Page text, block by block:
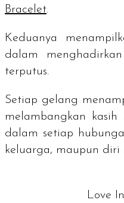
Bracelet.
Keduanya
dalam
terputus.
Setiap gelang
melambangkan
dalam setiap
keluarga, maupun diri
Love